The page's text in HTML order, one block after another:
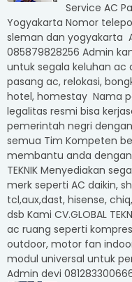
Service AC
Yogyakarta Nomor
sleman dan yogyakarta
085879828256 Admin
untuk segala keluhan ac
pasang ac, relokasi,
hotel, homestay Nama
legalitas resmi bisa
pemerintah negri
semua Tim Kompeten
membantu anda dengan
TEKNIK Menyediakan
merk seperti AC daikin,
tcl,aux,dast, hisense,
dsb Kami CV.GLOBAL
ac ruang seperti
outdoor, motor fan
modul universal untuk
Admin devi